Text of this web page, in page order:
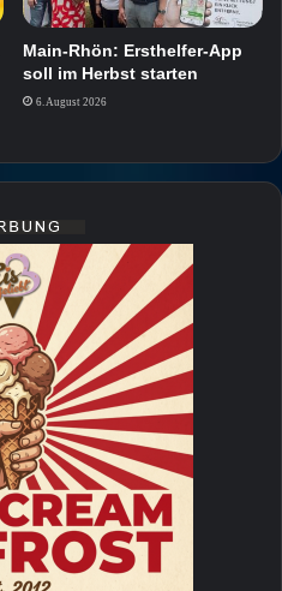
Main-Rhön: Ersthelfer-App
soll im Herbst starten
6. August 2026